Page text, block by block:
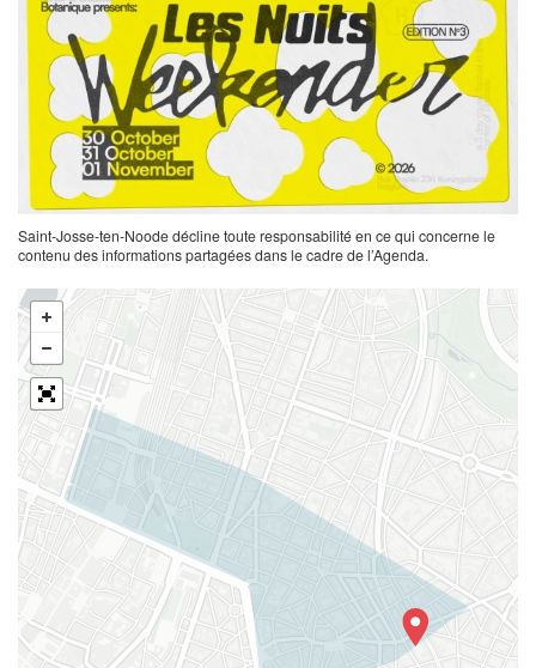
Saint-Josse-ten-Noode décline toute responsabilité en ce qui concerne le
contenu des informations partagées dans le cadre de l’Agenda.